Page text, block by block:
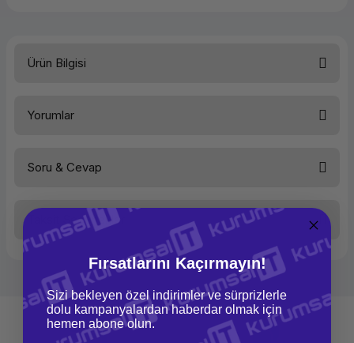
Ürün Bilgisi
Yorumlar
Yorum Yaz
Soru & Cevap
Ürün hakkında henüz soru sorulmamış.
Taksit Seçenekleri
Fırsatlarını Kaçırmayın!
Sizi bekleyen özel indirimler ve sürprizlerle
dolu kampanyalardan haberdar olmak için
hemen abone olun.